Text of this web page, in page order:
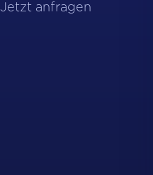
Jetzt anfragen